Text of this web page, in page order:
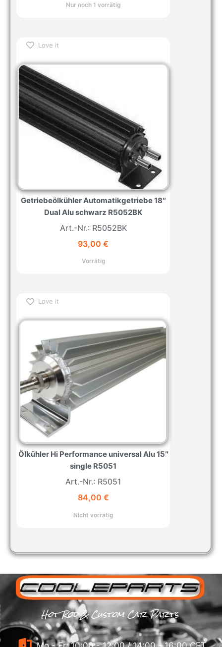
Nur noch 1 vorrätig
Love it
Getriebeölkühler Automatikgetriebe 18″
Dual Alu schwarz R5052BK
Art.-Nr.: R5052BK
93,00 €
Vorrätig
Love it
Ölkühler Hi Performance universal Alu 15″
single R5051
Art.-Nr.: R5051
84,00 €
Nicht vorrätig
Hot Rod & Custom Car Parts